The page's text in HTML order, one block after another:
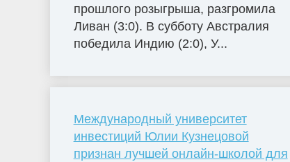
прошлого розыгрыша, разгромила
Ливан (3:0). В субботу Австралия
победила Индию (2:0), У...
Международный университет
инвестиций Юлии Кузнецовой
признан лучшей онлайн-школой для